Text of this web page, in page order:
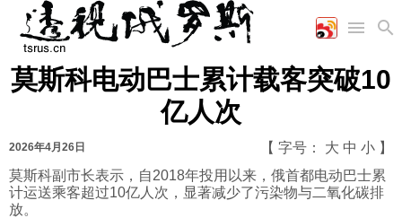
首页
国际
时政
空军
陆军
军事合作
财经
工业
能源
农业
文艺
美食
娱乐
图片新闻
漫画
视频
图表
莫斯科电动巴士累计载客突破10
亿人次
2026年4月26日 【 字号： 大 中 小 】
莫斯科副市长表示，自2018年投用以来，俄首都电动巴士累
计运送乘客超过10亿人次，显著减少了污染物与二氧化碳排
放。